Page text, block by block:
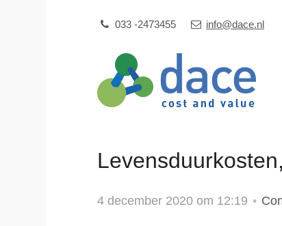
content
Our Phone Number:
033 -2473455 Our Email
info@dace.nl
4 december 2020 om 12:19